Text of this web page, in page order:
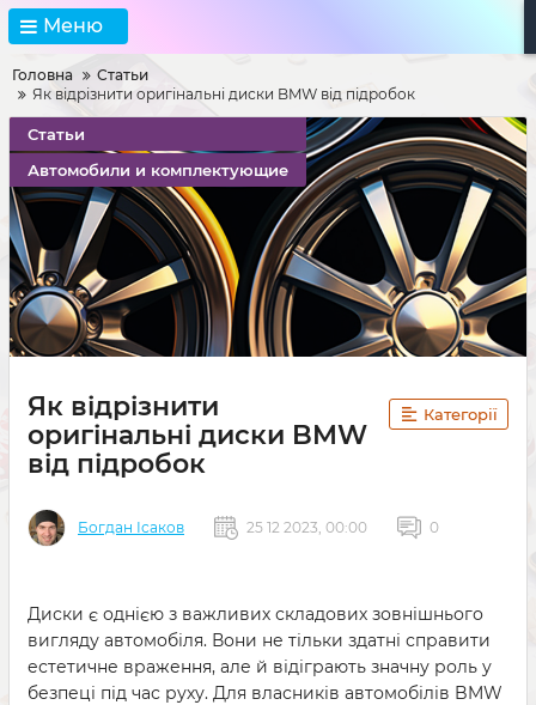
Меню
Головна
Статьи
Як відрізнити оригінальні диски BMW від підробок
Статьи
Автомобили и комплектующие
Як відрізнити
оригінальні диски BMW
від підробок
Категорії
Богдан Ісаков 25 12 2023, 00:00 0
Диски є однією з важливих складових зовнішнього
вигляду автомобіля. Вони не тільки здатні справити
естетичне враження, але й відіграють значну роль у
безпеці під час руху. Для власників автомобілів BMW